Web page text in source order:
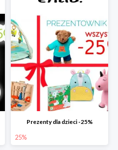
Prezenty dla dzieci -25%
25%